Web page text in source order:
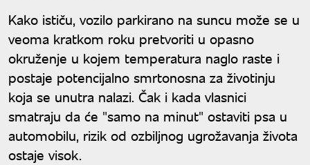
Kako ističu, vozilo parkirano na suncu može se u
veoma kratkom roku pretvoriti u opasno
okruženje u kojem temperatura naglo raste i
postaje potencijalno smrtonosna za životinju
koja se unutra nalazi. Čak i kada vlasnici
smatraju da će "samo na minut" ostaviti psa u
automobilu, rizik od ozbiljnog ugrožavanja života
ostaje visok.